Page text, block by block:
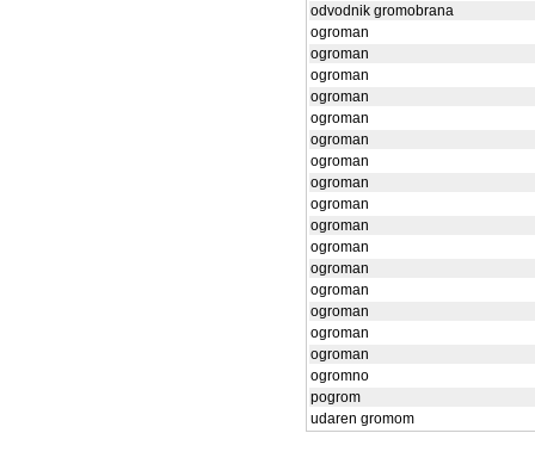
odvodnik gromobrana
ogroman
ogroman
ogroman
ogroman
ogroman
ogroman
ogroman
ogroman
ogroman
ogroman
ogroman
ogroman
ogroman
ogroman
ogroman
ogroman
ogromno
pogrom
udaren gromom